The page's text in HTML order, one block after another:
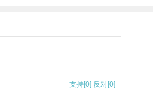
支持[0] 反对[0]